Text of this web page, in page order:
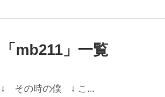
「 mb211 」 一覧
↓ その時の僕 ↓ こ...